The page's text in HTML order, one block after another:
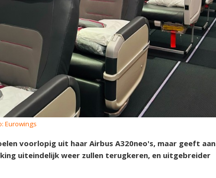
Eurowings
voorlopig uit haar Airbus A320neo's, maar geeft aan
uiteindelijk weer zullen terugkeren, en uitgebreider